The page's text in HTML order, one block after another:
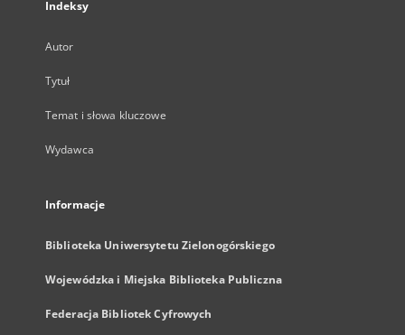
Indeksy
Autor
Tytuł
Temat i słowa kluczowe
Wydawca
Informacje
Biblioteka Uniwersytetu Zielonogórskiego
Wojewódzka i Miejska Biblioteka Publiczna
Federacja Bibliotek Cyfrowych